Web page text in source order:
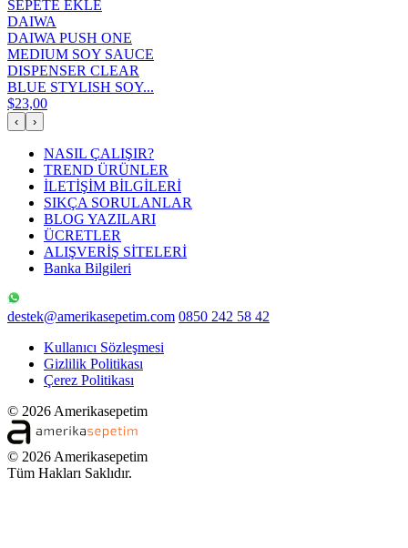
SEPETE EKLE
DAIWA
DAIWA PUSH ONE
MEDIUM SOY SAUCE
DISPENSER CLEAR
BLUE STYLISH SOY...
$23,00
‹ ›
NASIL ÇALIŞIR?
TREND ÜRÜNLER
İLETİŞİM BİLGİLERİ
SIKÇA SORULANLAR
BLOG YAZILARI
ÜCRETLER
ALIŞVERİŞ SİTELERİ
Banka Bilgileri
destek@amerikasepetim.com 0850 242 58 42
Kullanıcı Sözleşmesi
Gizlilik Politikası
Çerez Politikası
© 2026 Amerikasepetim
© 2026 Amerikasepetim
Tüm Hakları Saklıdır.